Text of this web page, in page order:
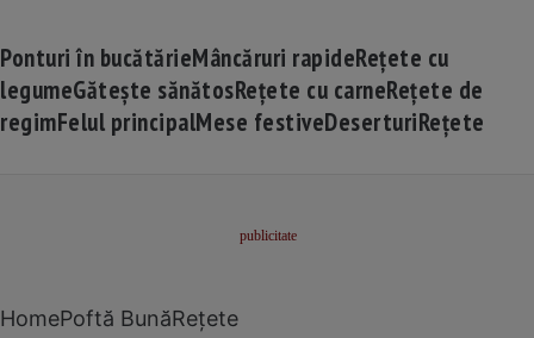
Ponturi în bucătărieMâncăruri rapideRețete cu
legumeGătește sănătosRețete cu carneRețete de
regimFelul principalMese festiveDeserturiRețete
HomePoftă BunăRețete